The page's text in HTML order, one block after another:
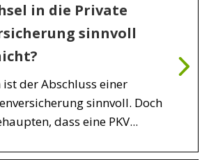
in die Private
sinnvoll
der Abschluss einer
sinnvoll. Doch
dass eine PKV...